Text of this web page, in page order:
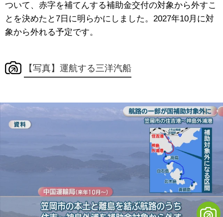
ついて、赤字を補てんする補助金交付の対象から外すこ
とを決めたと7日に明らかにしました。2027年10月に対
象から外れる予定です。
【写真】運航する三洋汽船